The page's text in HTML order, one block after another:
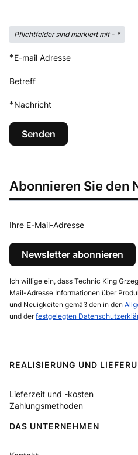
Pflichtfelder sind markiert mit - *
*E-mail Adresse
Betreff
*Nachricht
Senden
Abonnieren Sie den
Ihre E-Mail-Adresse
Newsletter abonnieren
Ich willige ein, dass Technic King
Mail-Adresse Informationen über
und Neuigkeiten gemäß den in den
und derfestgelegten
Fußzeilenmenü
REALISIERUNG UND
Lieferzeit und -kosten
Zahlungsmethoden
DAS UNTERNEHMEN